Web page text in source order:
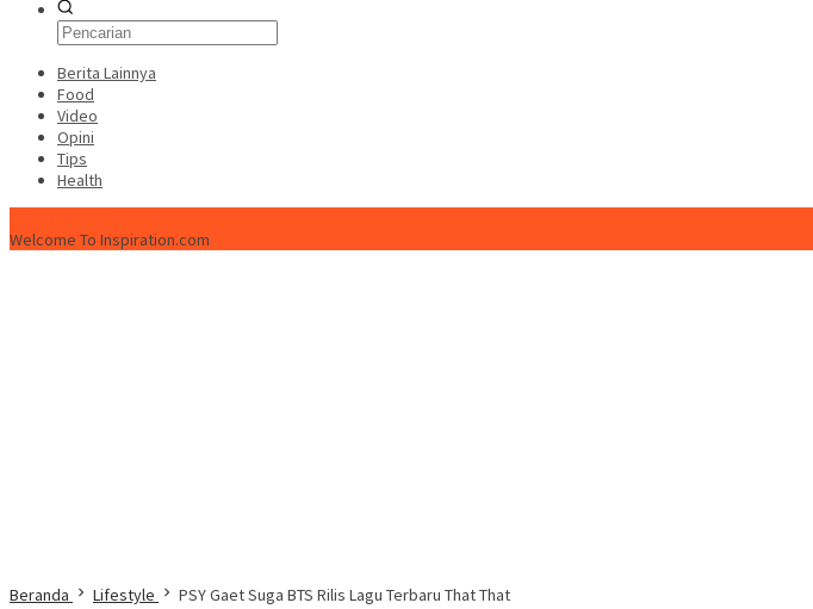
Berita Lainnya
Food
Video
Opini
Tips
Health
Welcome To Inspiration.com
Beranda Lifestyle PSY Gaet Suga BTS Rilis Lagu Terbaru That That